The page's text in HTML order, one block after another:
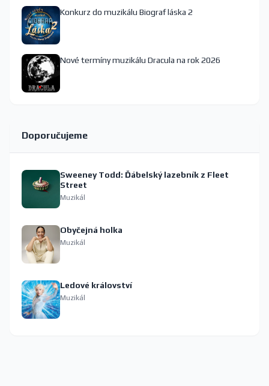
Konkurz do muzikálu Biograf láska 2
Nové termíny muzikálu Dracula na rok 2026
Doporučujeme
Sweeney Todd: Ďábelský lazebník z Fleet
Street
Muzikál
Obyčejná holka
Muzikál
Ledové království
Muzikál